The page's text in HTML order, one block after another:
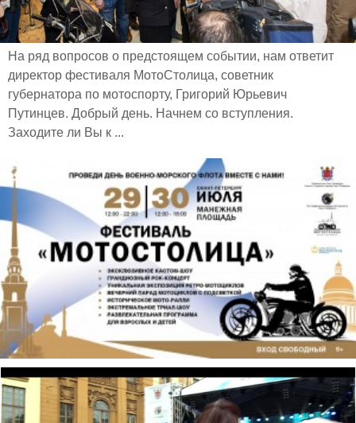
На ряд вопросов о предстоящем событии, нам ответит
директор фестиваля МотоСтолица, советник
губернатора по мотоспорту, Григорий Юрьевич
Путинцев. Добрый день. Начнем со вступления.
Заходите ли Вы к ...